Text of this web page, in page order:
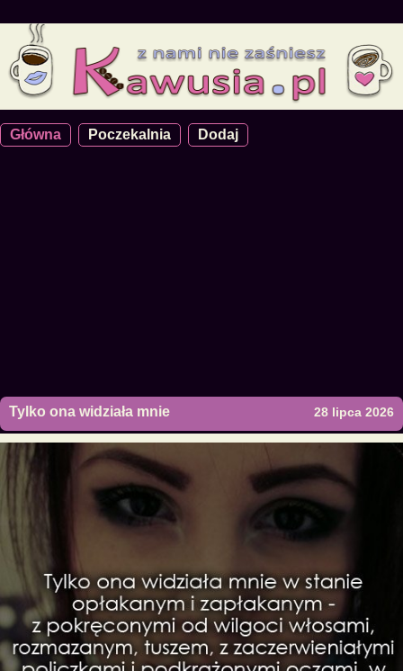
Główna Poczekalnia Dodaj
Tylko ona widziała mnie 28 lipca 2026